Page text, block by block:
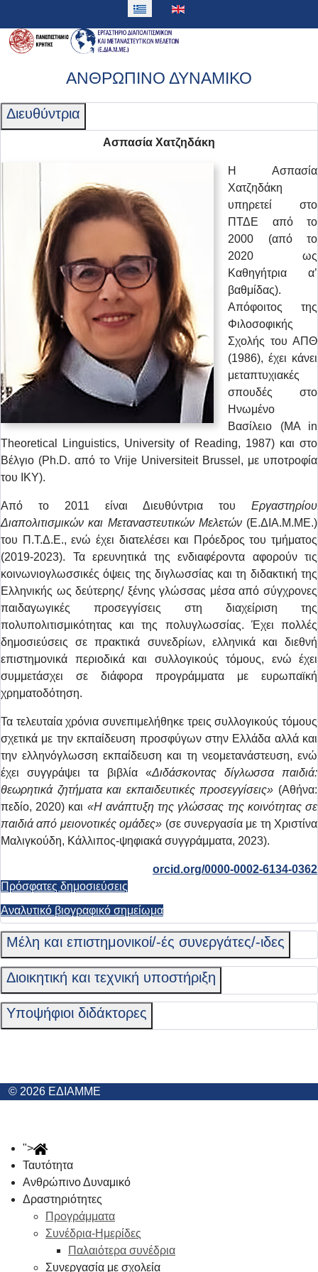
ΑΝΘΡΩΠΙΝΟ ΔΥΝΑΜΙΚΟ
Διευθύντρια
Ασπασία Χατζηδάκη
Η Ασπασία
Χατζηδάκη
υπηρετεί στο
ΠΤΔΕ από το
2000 (από το
2020 ως
Καθηγήτρια α’
βαθμίδας).
Απόφοιτος της
Φιλοσοφικής
Σχολής του ΑΠΘ
(1986), έχει κάνει
μεταπτυχιακές
σπουδές στο
Ηνωμένο
Βασίλειο (MA in
Theoretical Linguistics, University of Reading, 1987) και στο
Βέλγιο (Ph.D. από το Vrije Universiteit Brussel, με υποτροφία
του ΙΚΥ).
Από το 2011 είναι Διευθύντρια του Εργαστηρίου
Διαπολιτισμικών και Μεταναστευτικών Μελετών (Ε.ΔΙΑ.Μ.ΜΕ.)
του Π.Τ.Δ.Ε., ενώ έχει διατελέσει και Πρόεδρος του τμήματος
(2019-2023). Τα ερευνητικά της ενδιαφέροντα αφορούν τις
κοινωνιογλωσσικές όψεις της διγλωσσίας και τη διδακτική της
Ελληνικής ως δεύτερης/ ξένης γλώσσας μέσα από σύγχρονες
παιδαγωγικές προσεγγίσεις στη διαχείριση της
πολυπολιτισμικότητας και της πολυγλωσσίας. Έχει πολλές
δημοσιεύσεις σε πρακτικά συνεδρίων, ελληνικά και διεθνή
επιστημονικά περιοδικά και συλλογικούς τόμους, ενώ έχει
συμμετάσχει σε διάφορα προγράμματα με ευρωπαϊκή
χρηματοδότηση.
Τα τελευταία χρόνια συνεπιμελήθηκε τρεις συλλογικούς τόμους
σχετικά με την εκπαίδευση προσφύγων στην Ελλάδα αλλά και
την ελληνόγλωσση εκπαίδευση και τη νεομετανάστευση, ενώ
έχει συγγράψει τα βιβλία «Διδάσκοντας δίγλωσσα παιδιά:
θεωρητικά ζητήματα και εκπαιδευτικές προσεγγίσεις» (Αθήνα:
πεδίο, 2020) και «Η ανάπτυξη της γλώσσας της κοινότητας σε
παιδιά από μειονοτικές ομάδες» (σε συνεργασία με τη Χριστίνα
Μαλιγκούδη, Κάλλιπος-ψηφιακά συγγράμματα, 2023).
orcid.org/0000-0002-6134-0362
Πρόσφατες δημοσιεύσεις
Αναλυτικό βιογραφικό σημείωμα
Μέλη και επιστημονικοί/-ές συνεργάτες/-ιδες
Διοικητική και τεχνική υποστήριξη
Υποψήφιοι διδάκτορες
© 2026 ΕΔΙΑΜΜΕ
">
Ταυτότητα
Ανθρώπινο Δυναμικό
Δραστηριότητες
Προγράμματα
Συνέδρια-Ημερίδες
Παλαιότερα συνέδρια
Συνεργασία με σχολεία